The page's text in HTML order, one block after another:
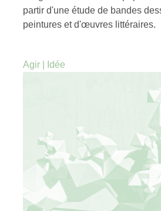
partir d'une étude de bandes
peintures et d'œuvres littéraires.
Agir Idée